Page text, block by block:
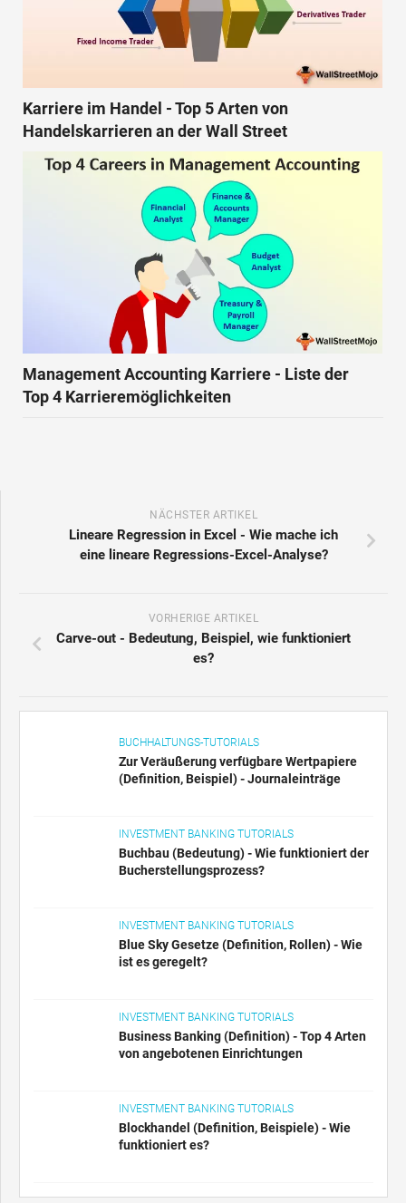
Karriere im Handel - Top 5 Arten von
Handelskarrieren an der Wall Street
Management Accounting Karriere - Liste der
Top 4 Karrieremöglichkeiten
NÄCHSTER ARTIKEL
Lineare Regression in Excel - Wie mache ich
eine lineare Regressions-Excel-Analyse?
VORHERIGE ARTIKEL
Carve-out - Bedeutung, Beispiel, wie funktioniert
es?
BUCHHALTUNGS-TUTORIALS
Zur Veräußerung verfügbare Wertpapiere
(Definition, Beispiel) - Journaleinträge
INVESTMENT BANKING TUTORIALS
Buchbau (Bedeutung) - Wie funktioniert der
Bucherstellungsprozess?
INVESTMENT BANKING TUTORIALS
Blue Sky Gesetze (Definition, Rollen) - Wie
ist es geregelt?
INVESTMENT BANKING TUTORIALS
Business Banking (Definition) - Top 4 Arten
von angebotenen Einrichtungen
INVESTMENT BANKING TUTORIALS
Blockhandel (Definition, Beispiele) - Wie
funktioniert es?